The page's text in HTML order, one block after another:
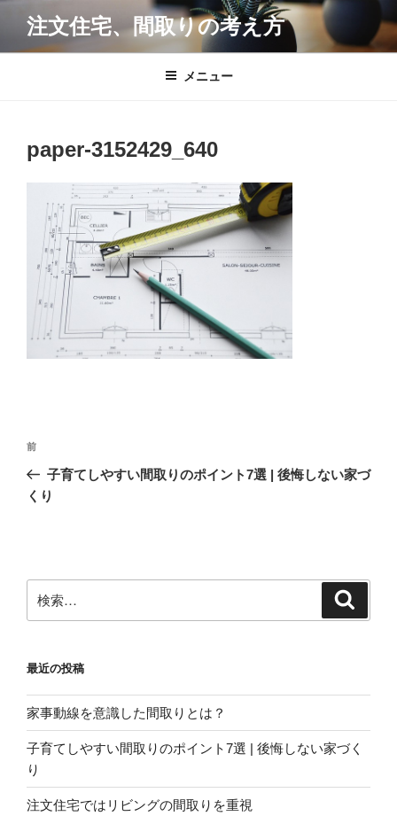
テ
注文住宅、間取りの考え方
メニュー
paper-3152429_640
投
ナ
シ
ョ
前
の
投
前
子育てしやすい間取りのポイント7選 | 後悔しない家づ
くり
索:
最近の投稿
家事動線を意識した間取りとは？
子育てしやすい間取りのポイント7選 | 後悔しない家づく
り
注文住宅ではリビングの間取りを重視